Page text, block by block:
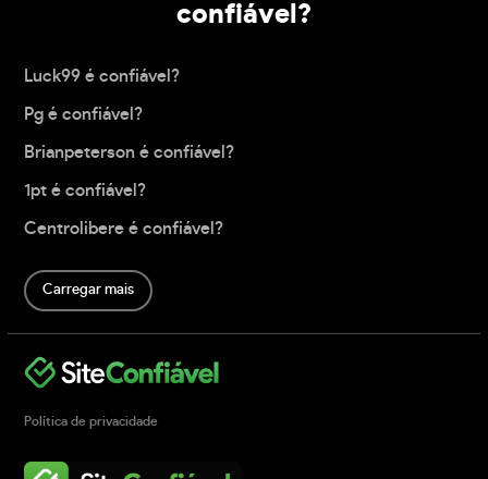
confiável?
Luck99 é confiável?
Pg é confiável?
Brianpeterson é confiável?
1pt é confiável?
Centrolibere é confiável?
Carregar mais
Política de privacidade